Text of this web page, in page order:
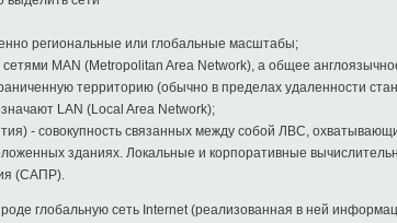
региональные или глобальные масштабы;
MAN (Metropolitan Area Network), а общее
территорию (обычно в пределах удаленности
LAN (Local Area Network);
- совокупность связанных между собой ЛВС,
зданиях. Локальные и корпоративные
(САПР).
глобальную сеть Internet (реализованная в ней